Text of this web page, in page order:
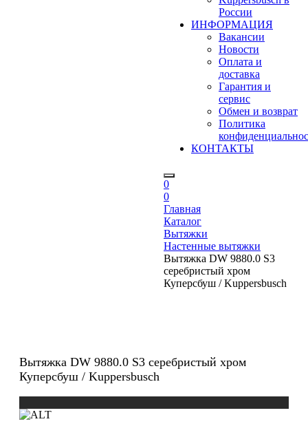
России
ИНФОРМАЦИЯ
Вакансии
Новости
Оплата и
доставка
Гарантия и
сервис
Обмен и возврат
Политика
КОНТАКТЫ
0
0
Главная
Каталог
Вытяжки
Настенные вытяжки
Вытяжка DW 9880.0 S3
серебристый хром
Куперсбуш / Kuppersbusch
Вытяжка DW 9880.0 S3 серебристый хром
Куперсбуш / Kuppersbusch